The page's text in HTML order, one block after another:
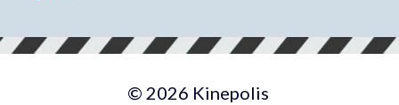
© 2026 Kinepolis